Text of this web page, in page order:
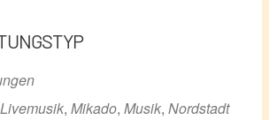
Livemusik, Mikado, Musik, Nordstadt